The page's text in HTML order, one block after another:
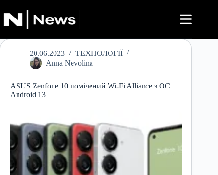
до
вмісту
20.06.2023
ТЕХНОЛОГІЇ
Anna Nevolina
ASUS Zenfone 10 помічений Wi-Fi Alliance з ОС
Android 13